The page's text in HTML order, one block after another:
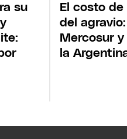
su
El costo
del agravio:
Mercosur
la